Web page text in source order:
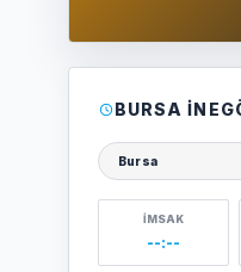
BURSA
Şehir seçin
İMSAK
--:--